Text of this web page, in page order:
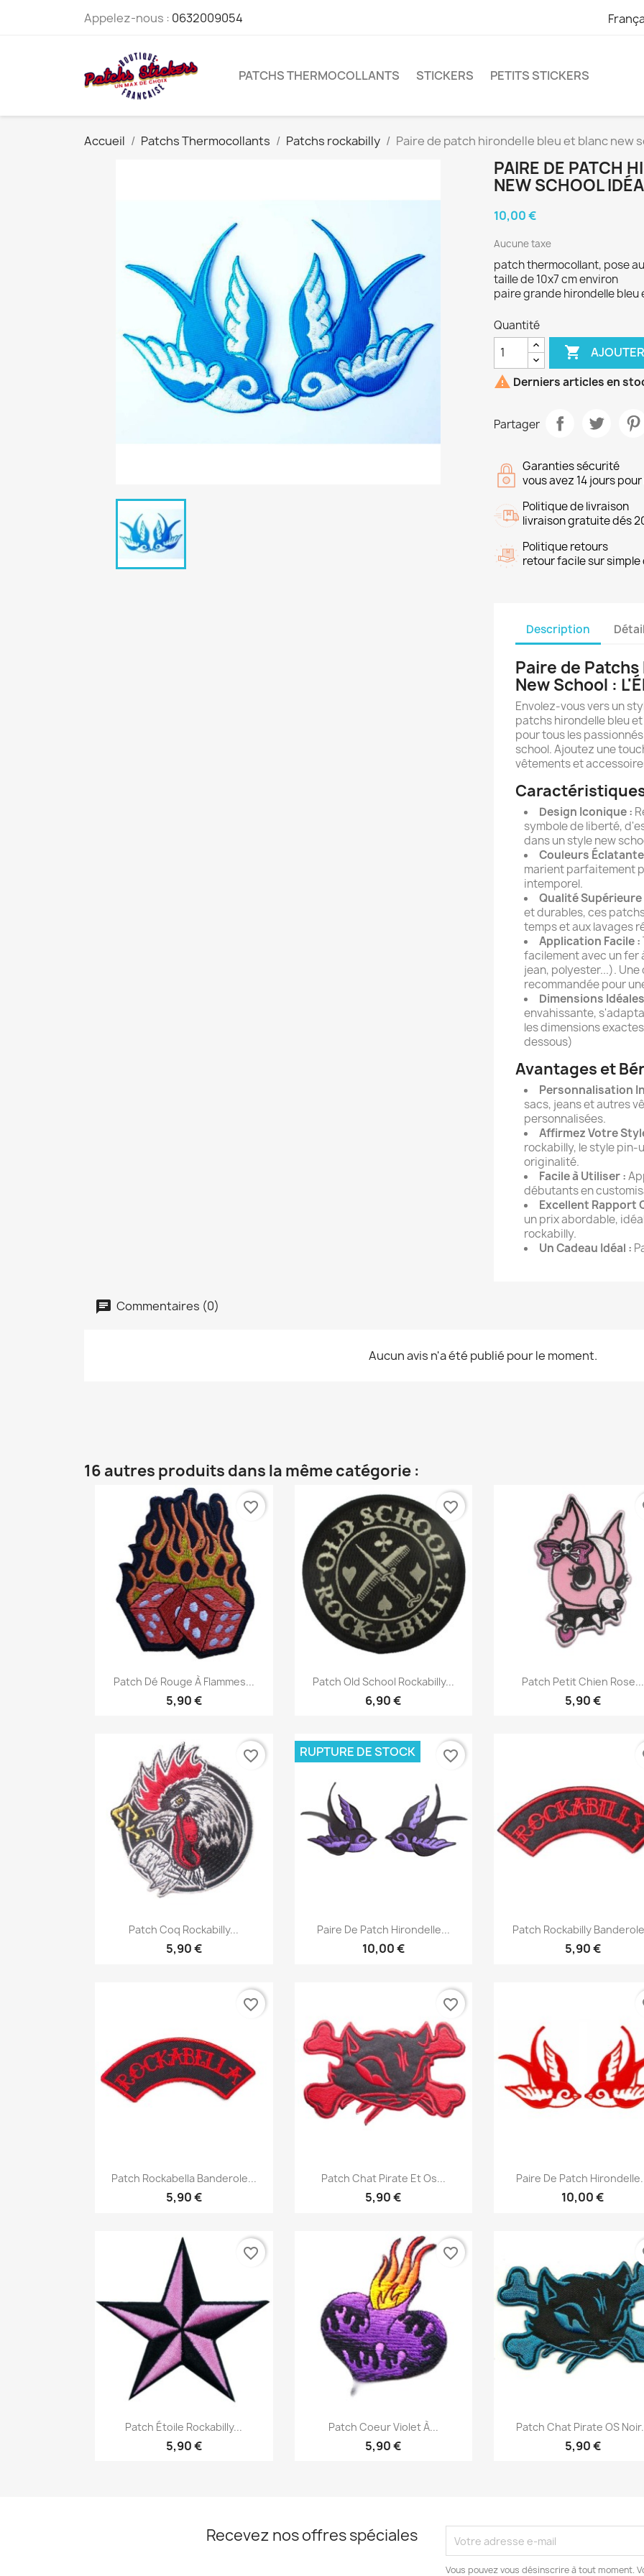
Appelez-nous : 0632009054
PATCHS THERMOCOLLANTS STICKERS PETITS STICKERS
Accueil Patchs Thermocollants Patchs rockabilly Paire de patch hirondelle bleu et blanc new
PAIRE DE PATCH
NEW SCHOOL
10,00 €
Aucune taxe
patch thermocollant, pose
taille de 10x7 cm environ
paire grande hirondelle bleu
Quantité

 Derniers articles en
Partager
Garanties sécurité
vous avez 14 jours
Politique de livraison
livraison gratuite dés
Politique retours
retour facile sur simple
Description
Paire de
New School :
Envolez-vous vers un
patchs hirondelle bleu
pour tous les
school. Ajoutez une
vêtements et
Design Iconique :
symbole de liberté,
dans un style new
Couleurs
marient parfaitement
intemporel.
Qualité Supérieure
et durables, ces
temps et aux lavages
Application Facile :
facilement avec un fer
jean, polyester...).
recommandée pour
Dimensions
envahissante,
les dimensions
dessous)
Avantages et
Personnalisation
sacs, jeans et autres
personnalisées.
Affirmez Votre
rockabilly, le style pin-
originalité.
Facile à Utiliser :
débutants en
Excellent Rapport
un prix abordable,
rockabilly.
Un Cadeau Idéal :
Commentaires (0)
Aucun avis n'a été publié pour le moment.
16 autres produits dans la même catégorie :
Aperçu rapide
Patch Dé Rouge À Flammes...
5,90 €
favorite_border
Aperçu rapide
Patch Old School Rockabilly...
6,90 €
favorite_border
 Aperçu rapide
Patch Petit Chien Rose...
5,90 €
Aperçu rapide
Patch Coq Rockabilly...
5,90 €
favorite_border
Aperçu rapide
Paire De Patch Hirondelle...
10,00 €
RUPTURE DE STOCK favorite_border
Aperçu rapide
Patch Rockabilly
5,90 €
Aperçu rapide
Patch Rockabella Banderole...
5,90 €
favorite_border
Aperçu rapide
Patch Chat Pirate Et Os...
5,90 €
favorite_border
Aperçu rapide
Paire De Patch
10,00 €
Aperçu rapide
Patch Étoile Rockabilly...
5,90 €
favorite_border
Aperçu rapide
Patch Coeur Violet À...
5,90 €
favorite_border
Aperçu rapide
Patch Chat Pirate OS
5,90 €
Recevez nos offres spéciales
Vous pouvez vous désinscrire à tout moment.